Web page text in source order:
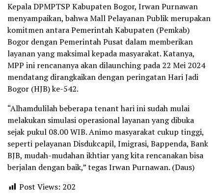
Kepala DPMPTSP Kabupaten Bogor, Irwan Purnawan
menyampaikan, bahwa Mall Pelayanan Publik merupakan
komitmen antara Pemerintah Kabupaten (Pemkab)
Bogor dengan Pemerintah Pusat dalam memberikan
layanan yang maksimal kepada masyarakat. Katanya,
MPP ini rencananya akan dilaunching pada 22 Mei 2024
mendatang dirangkaikan dengan peringatan Hari Jadi
Bogor (HJB) ke-542.
“Alhamdulilah beberapa tenant hari ini sudah mulai
melakukan simulasi operasional layanan yang dibuka
sejak pukul 08.00 WIB. Animo masyarakat cukup tinggi,
seperti pelayanan Disdukcapil, Imigrasi, Bappenda, Bank
BJB, mudah-mudahan ikhtiar yang kita rencanakan bisa
berjalan dengan baik,” tegas Irwan Purnawan. (Daus)
Post Views: 202